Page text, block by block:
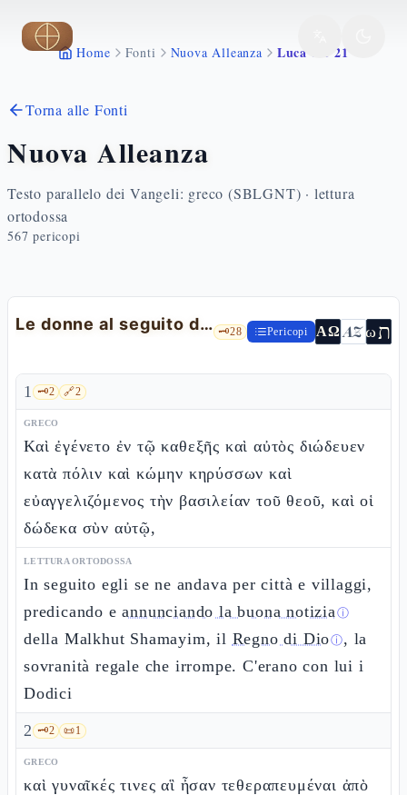
Vai al contenuto principale
Home Fonti Nuova Alleanza Luca 8 1 21
Torna alle Fonti
Nuova Alleanza
Testo parallelo dei Vangeli: greco (SBLGNT) · lettura
ortodossa
567 pericopi
Le donne al seguito di Gesù e parabola del seminatore 🗝️28 Pericopi ΑΩ AZωת
1 🗝️2 🔗2
GRECO
Καὶ ἐγένετο ἐν τῷ καθεξῆς καὶ αὐτὸς διώδευεν
κατὰ πόλιν καὶ κώμην κηρύσσων καὶ
εὐαγγελιζόμενος τὴν βασιλείαν τοῦ θεοῦ, καὶ οἱ
δώδεκα σὺν αὐτῷ,
LETTURA ORTODOSSA
In seguito egli se ne andava per città e villaggi,
predicando eannunciando la buona notiziaⓘ
della Malkhut Shamayim, il Regno di Dioⓘ, la
sovranità regale che irrompe. C'erano con lui i
Dodici
2 🗝️2 📜1
GRECO
καὶ γυναῖκές τινες αἳ ἦσαν τεθεραπευμέναι ἀπὸ